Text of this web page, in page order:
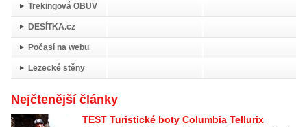
Trekingová OBUV
DESÍTKA.cz
Počasí na webu
Lezecké stěny
Nejčtenější články
TEST Turistické boty Columbia Tellurix